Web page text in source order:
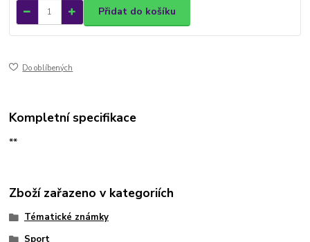
Přidat do košíku
Do oblíbených
Kompletní specifikace
**
Zboží zařazeno v kategoriích
Tématické známky
Sport